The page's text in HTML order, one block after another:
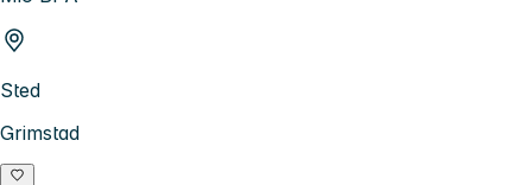
Sted
Grimstad